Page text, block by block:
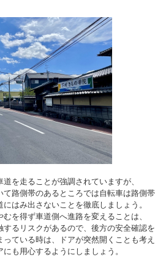
を走ることが強調されていますが、
て路側帯のあるところでは自転車は路側
はみ出さないことを徹底しましょう。
を得ず車道側へ進路を変えることは、
するリスクがあるので、後方の安全確認
っている時は、ドアが突然開くことも考
も用心するようにしましょう。